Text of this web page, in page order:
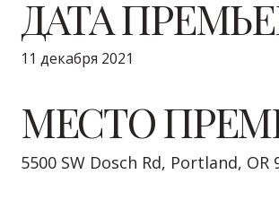
ДАТА
11 декабря 2021
МЕСТО
5500 SW Dosch Rd, Portland, OR